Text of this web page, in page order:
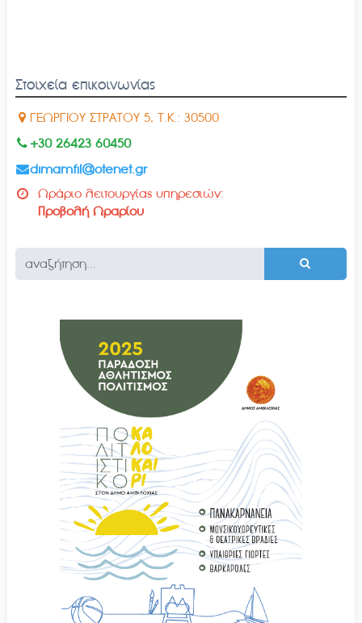
Στοιχεία επικοινωνίας
ΓΕΩΡΓΙΟΥ ΣΤΡΑΤΟΥ 5, Τ.Κ.: 30500
+30 26423 60450
dimamfil@otenet.gr
Ωράριο λειτουργίας υπηρεσιών:
Προβολή Ωραρίου